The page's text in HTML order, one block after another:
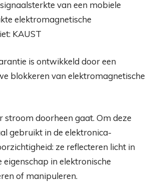
van een mobiele
elektromagnetische
KAUST
is ontwikkeld door een
blokkeren van elektromagnetische
stroom doorheen gaat. Om deze
gebruikt in de elektronica-
ze reflecteren licht in
in elektronische
of manipuleren.